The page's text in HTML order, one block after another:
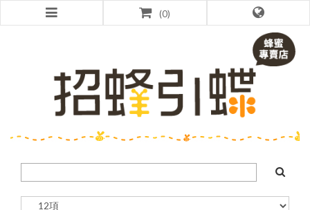
0